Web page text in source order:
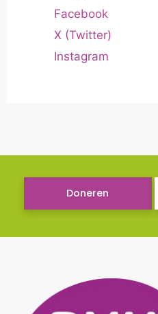
Facebook
X (Twitter)
Instagram
Doneren